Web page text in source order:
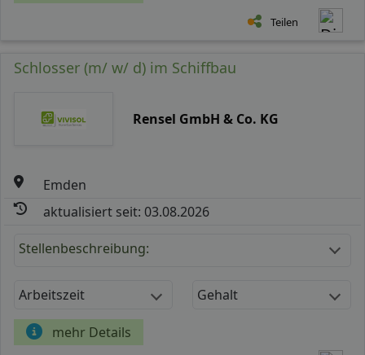
Teilen
Schlosser (m/ w/ d) im Schiffbau
Rensel GmbH & Co. KG
Emden
aktualisiert seit: 03.08.2026
Stellenbeschreibung:
Arbeitszeit Gehalt
mehr Details